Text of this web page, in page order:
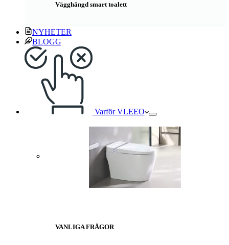
Vägghängd smart toalett
NYHETER
BLOGG
Varför VLEEO
VANLIGA FRÅGOR